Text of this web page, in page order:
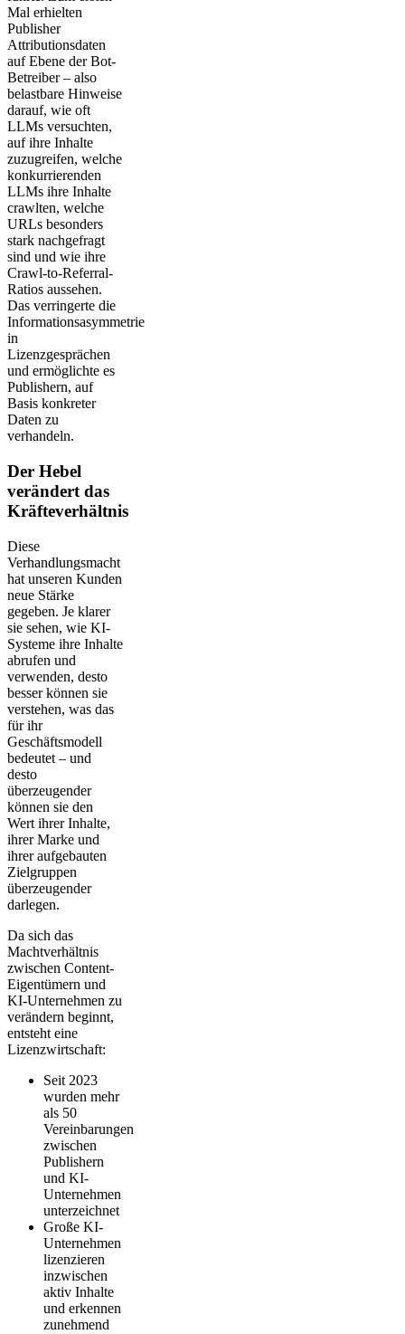
Mal erhielten
Publisher
Attributionsdaten
auf Ebene der Bot-
Betreiber – also
belastbare Hinweise
darauf, wie oft
LLMs versuchten,
auf ihre Inhalte
zuzugreifen, welche
konkurrierenden
LLMs ihre Inhalte
crawlten, welche
URLs besonders
stark nachgefragt
sind und wie ihre
Crawl-to-Referral-
Ratios aussehen.
Das verringerte die
Informationsasymmetrie
in
Lizenzgesprächen
und ermöglichte es
Publishern, auf
Basis konkreter
Daten zu
verhandeln.
Der Hebel
verändert das
Kräfteverhältnis
Diese
Verhandlungsmacht
hat unseren Kunden
neue Stärke
gegeben. Je klarer
sie sehen, wie KI-
Systeme ihre Inhalte
abrufen und
verwenden, desto
besser können sie
verstehen, was das
für ihr
Geschäftsmodell
bedeutet – und
desto
überzeugender
können sie den
Wert ihrer Inhalte,
ihrer Marke und
ihrer aufgebauten
Zielgruppen
überzeugender
darlegen.
Da sich das
Machtverhältnis
zwischen Content-
Eigentümern und
KI-Unternehmen zu
verändern beginnt,
entsteht eine
Lizenzwirtschaft:
Seit 2023
wurden mehr
als 50
Vereinbarungen
zwischen
Publishern
und KI-
Unternehmen
unterzeichnet
Große KI-
Unternehmen
lizenzieren
inzwischen
aktiv Inhalte
und erkennen
zunehmend